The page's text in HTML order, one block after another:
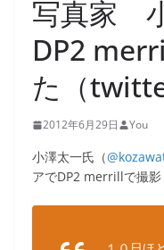
写真家
DP2
た（
2012年6月29日 You
小澤太一氏（
アでDP2 merrillで撮影